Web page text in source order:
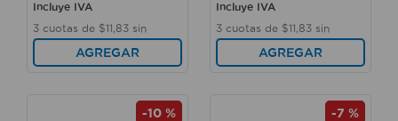
Incluye IVA
3 cuotas de $11 83 sin
interés
AGREGAR
Incluye IVA
3 cuotas de $11 83 sin
interés
AGREGAR
-10 % -7 %